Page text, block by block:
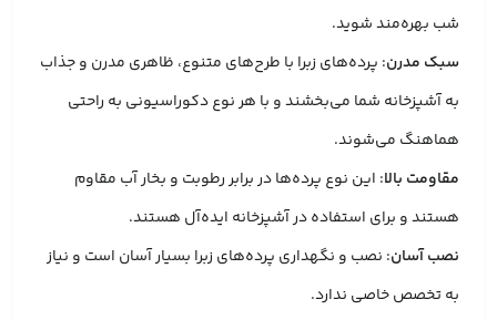
شب بهره‌مند شوید.
سبک مدرن: پرده‌های زبرا با طرح‌های متنوع، ظاهری مدرن و جذاب
به آشپزخانه شما می‌بخشند و با هر نوع دکوراسیونی به راحتی
هماهنگ می‌شوند.
مقاومت بالا: این نوع پرده‌ها در برابر رطوبت و بخار آب مقاوم
هستند و برای استفاده در آشپزخانه ایده‌آل هستند.
نصب آسان: نصب و نگهداری پرده‌های زبرا بسیار آسان است و نیاز
به تخصص خاصی ندارد.